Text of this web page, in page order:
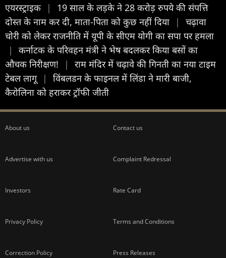
एयरस्ट्राइक
|
19 साल के लड़के ने 28 करोड़ रुपये की संपत्ति
दोस्त के नाम कर दी, माता-पिता को कुछ नहीं दिया
|
चढ़ावा
चोरी को लेकर राजनीति में यूपी के सीएम योगी का सपा पर हमला
|
कर्नाटक के परिवहन मंत्री ने भेष बदलकर किया बसों का
औचक निरीक्षण!
|
राम मंदिर में चढ़ावे की गिनती का नया टाइम
टेबल लागू |
विंबलडन के फाइनल में लिंडा ने मारी बाजी,
कैरोलिना को हराकर ट्रॉफी जीती
About us Contact us
Advertise with us Complaint Redressal
Investors Rate Card
Privacy Policy Terms and Conditions
Correction Policy Press Releases